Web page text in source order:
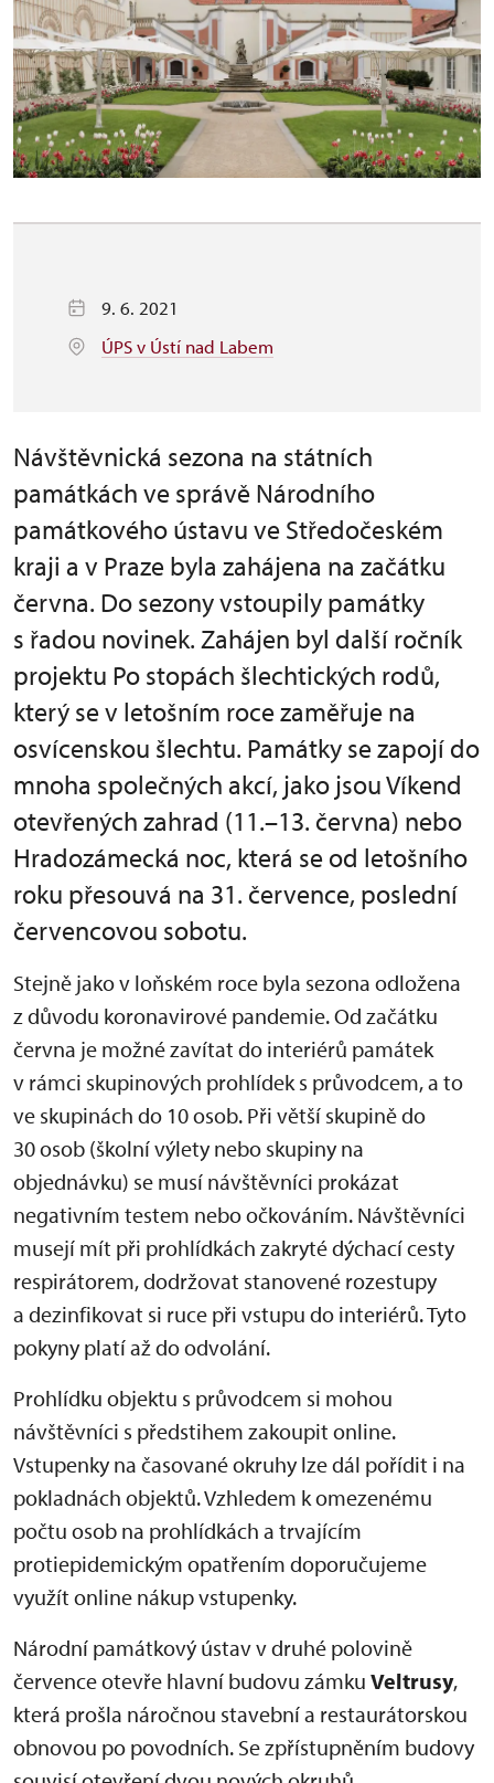
9. 6. 2021
ÚPS v Ústí nad Labem
Návštěvnická sezona na státních
památkách ve správě Národního
památkového ústavu ve Středočeském
kraji a v Praze byla zahájena na začátku
června. Do sezony vstoupily památky
s řadou novinek. Zahájen byl další ročník
projektu Po stopách šlechtických rodů,
který se v letošním roce zaměřuje na
osvícenskou šlechtu. Památky se zapojí do
mnoha společných akcí, jako jsou Víkend
otevřených zahrad (11.–13. června) nebo
Hradozámecká noc, která se od letošního
roku přesouvá na 31. července, poslední
červencovou sobotu.
Stejně jako v loňském roce byla sezona odložena
z důvodu koronavirové pandemie. Od začátku
června je možné zavítat do interiérů památek
v rámci skupinových prohlídek s průvodcem, a to
ve skupinách do 10 osob. Při větší skupině do
30 osob (školní výlety nebo skupiny na
objednávku) se musí návštěvníci prokázat
negativním testem nebo očkováním. Návštěvníci
musejí mít při prohlídkách zakryté dýchací cesty
respirátorem, dodržovat stanovené rozestupy
a dezinfikovat si ruce při vstupu do interiérů. Tyto
pokyny platí až do odvolání.
Prohlídku objektu s průvodcem si mohou
návštěvníci s předstihem zakoupit online.
Vstupenky na časované okruhy lze dál pořídit i na
pokladnách objektů. Vzhledem k omezenému
počtu osob na prohlídkách a trvajícím
protiepidemickým opatřením doporučujeme
využít online nákup vstupenky.
Národní památkový ústav v druhé polovině
července otevře hlavní budovu zámku Veltrusy,
která prošla náročnou stavební a restaurátorskou
obnovou po povodních. Se zpřístupněním budovy